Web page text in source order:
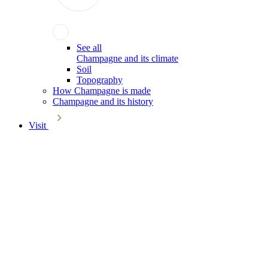
See all
Champagne and its climate
Soil
Topography
How Champagne is made
Champagne and its history
Visit